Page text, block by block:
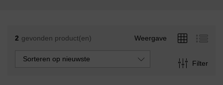
2 gevonden product(en) Weergave
Filter
Sorteren op nieuwste